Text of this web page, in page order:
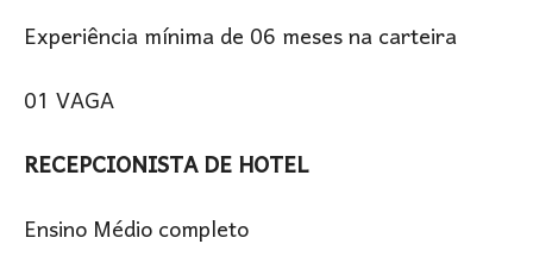
Experiência mínima de 06 meses na carteira
01 VAGA
RECEPCIONISTA DE HOTEL
Ensino Médio completo